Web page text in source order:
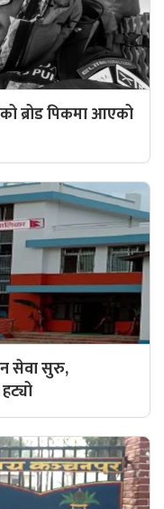
ब्रोड पिकमा आएको
सेवा सुरु,